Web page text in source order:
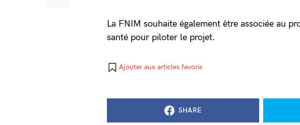
La FNIM souhaite également être associée au
santé pour piloter le projet.
Ajouter aux articles favoris
SHARE